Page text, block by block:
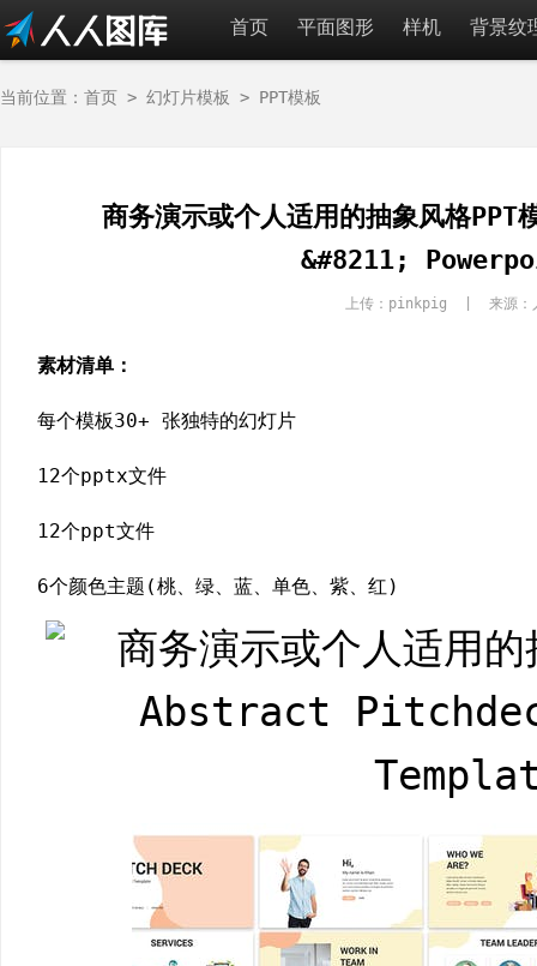
首页 平面图形 样机 背景纹
当前位置： 首页 > 幻灯片模板 > PPT模板
商务演示或个人适用的抽象风格
&#8211;
上传：pinkpig | 来源
素材清单：
每个模板30+ 张独特的幻灯片
12个pptx文件
12个ppt文件
6个颜色主题(桃、绿、蓝、单色、紫、红)